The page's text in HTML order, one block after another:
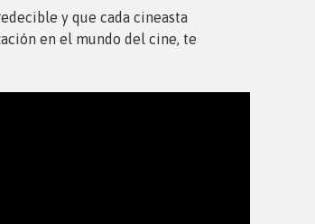
y que cada cineasta
en el mundo del cine, te